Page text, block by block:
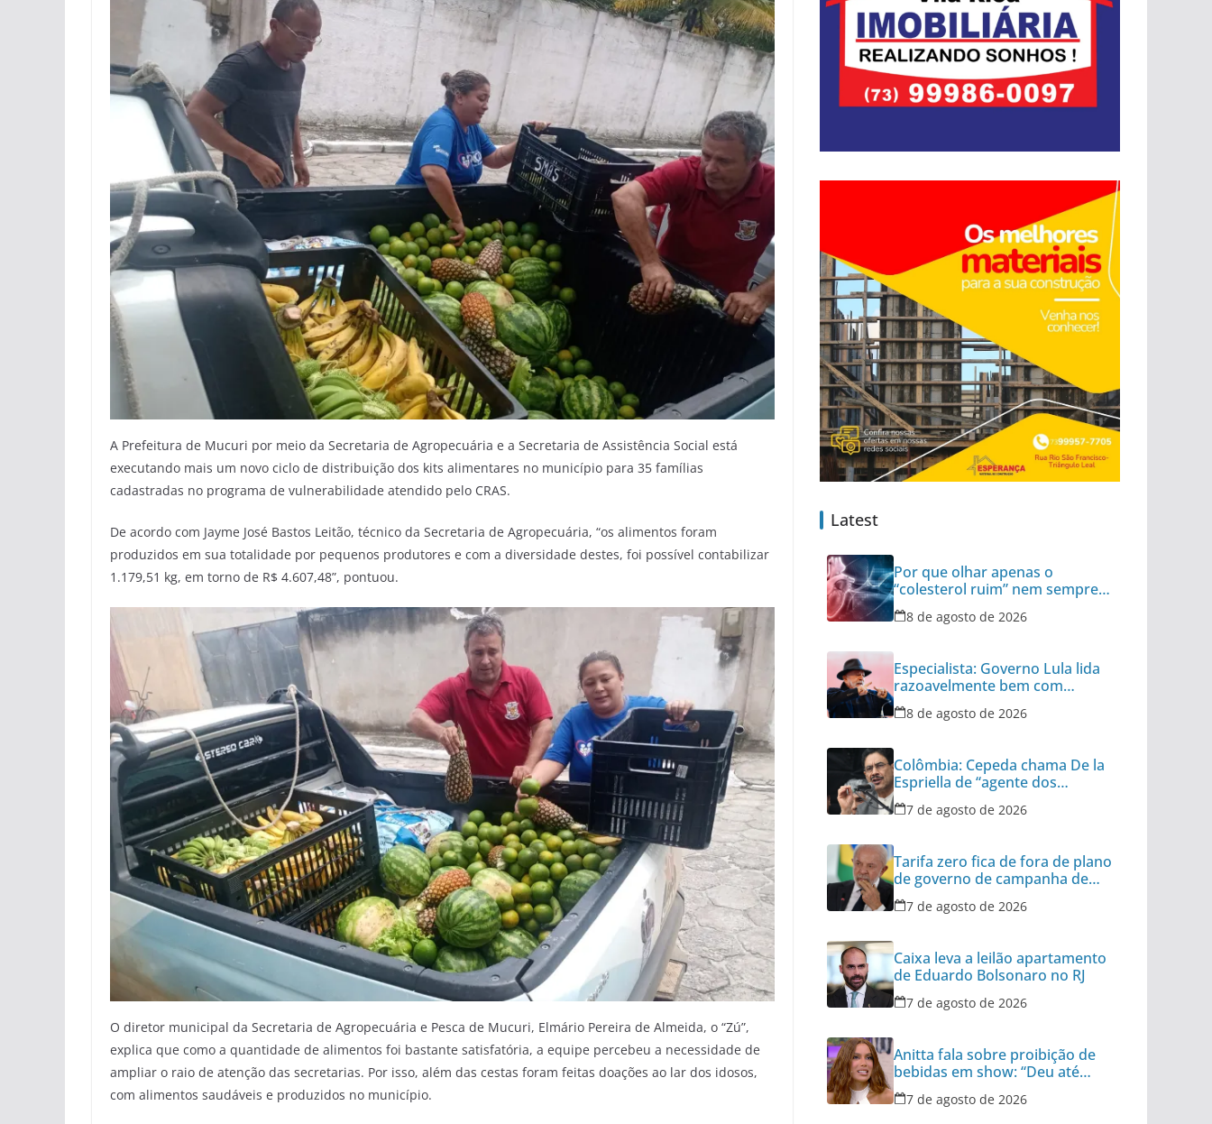
A Prefeitura de Mucuri por meio da Secretaria de Agropecuária e a Secretaria de Assistência Social está
executando mais um novo ciclo de distribuição dos kits alimentares no município para 35 famílias
cadastradas no programa de vulnerabilidade atendido pelo CRAS.
De acordo com Jayme José Bastos Leitão, técnico da Secretaria de Agropecuária, “os alimentos foram
produzidos em sua totalidade por pequenos produtores e com a diversidade destes, foi possível contabilizar
1.179,51 kg, em torno de R$ 4.607,48”, pontuou.
O diretor municipal da Secretaria de Agropecuária e Pesca de Mucuri, Elmário Pereira de Almeida, o “Zú”,
explica que como a quantidade de alimentos foi bastante satisfatória, a equipe percebeu a necessidade de
ampliar o raio de atenção das secretarias. Por isso, além das cestas foram feitas doações ao lar dos idosos,
com alimentos saudáveis e produzidos no município.
Latest
Por que olhar apenas o
“colesterol ruim” nem sempre é
suficiente
8 de agosto de 2026
Especialista: Governo Lula lida
razoavelmente bem com
tensão diplomática
8 de agosto de 2026
Colômbia: Cepeda chama De la
Espriella de “agente dos
interesses dos EUA”
7 de agosto de 2026
Tarifa zero fica de fora de plano
de governo de campanha de
Lula
7 de agosto de 2026
Caixa leva a leilão apartamento
de Eduardo Bolsonaro no RJ
7 de agosto de 2026
Anitta fala sobre proibição de
bebidas em show: “Deu até
polêmica”
7 de agosto de 2026